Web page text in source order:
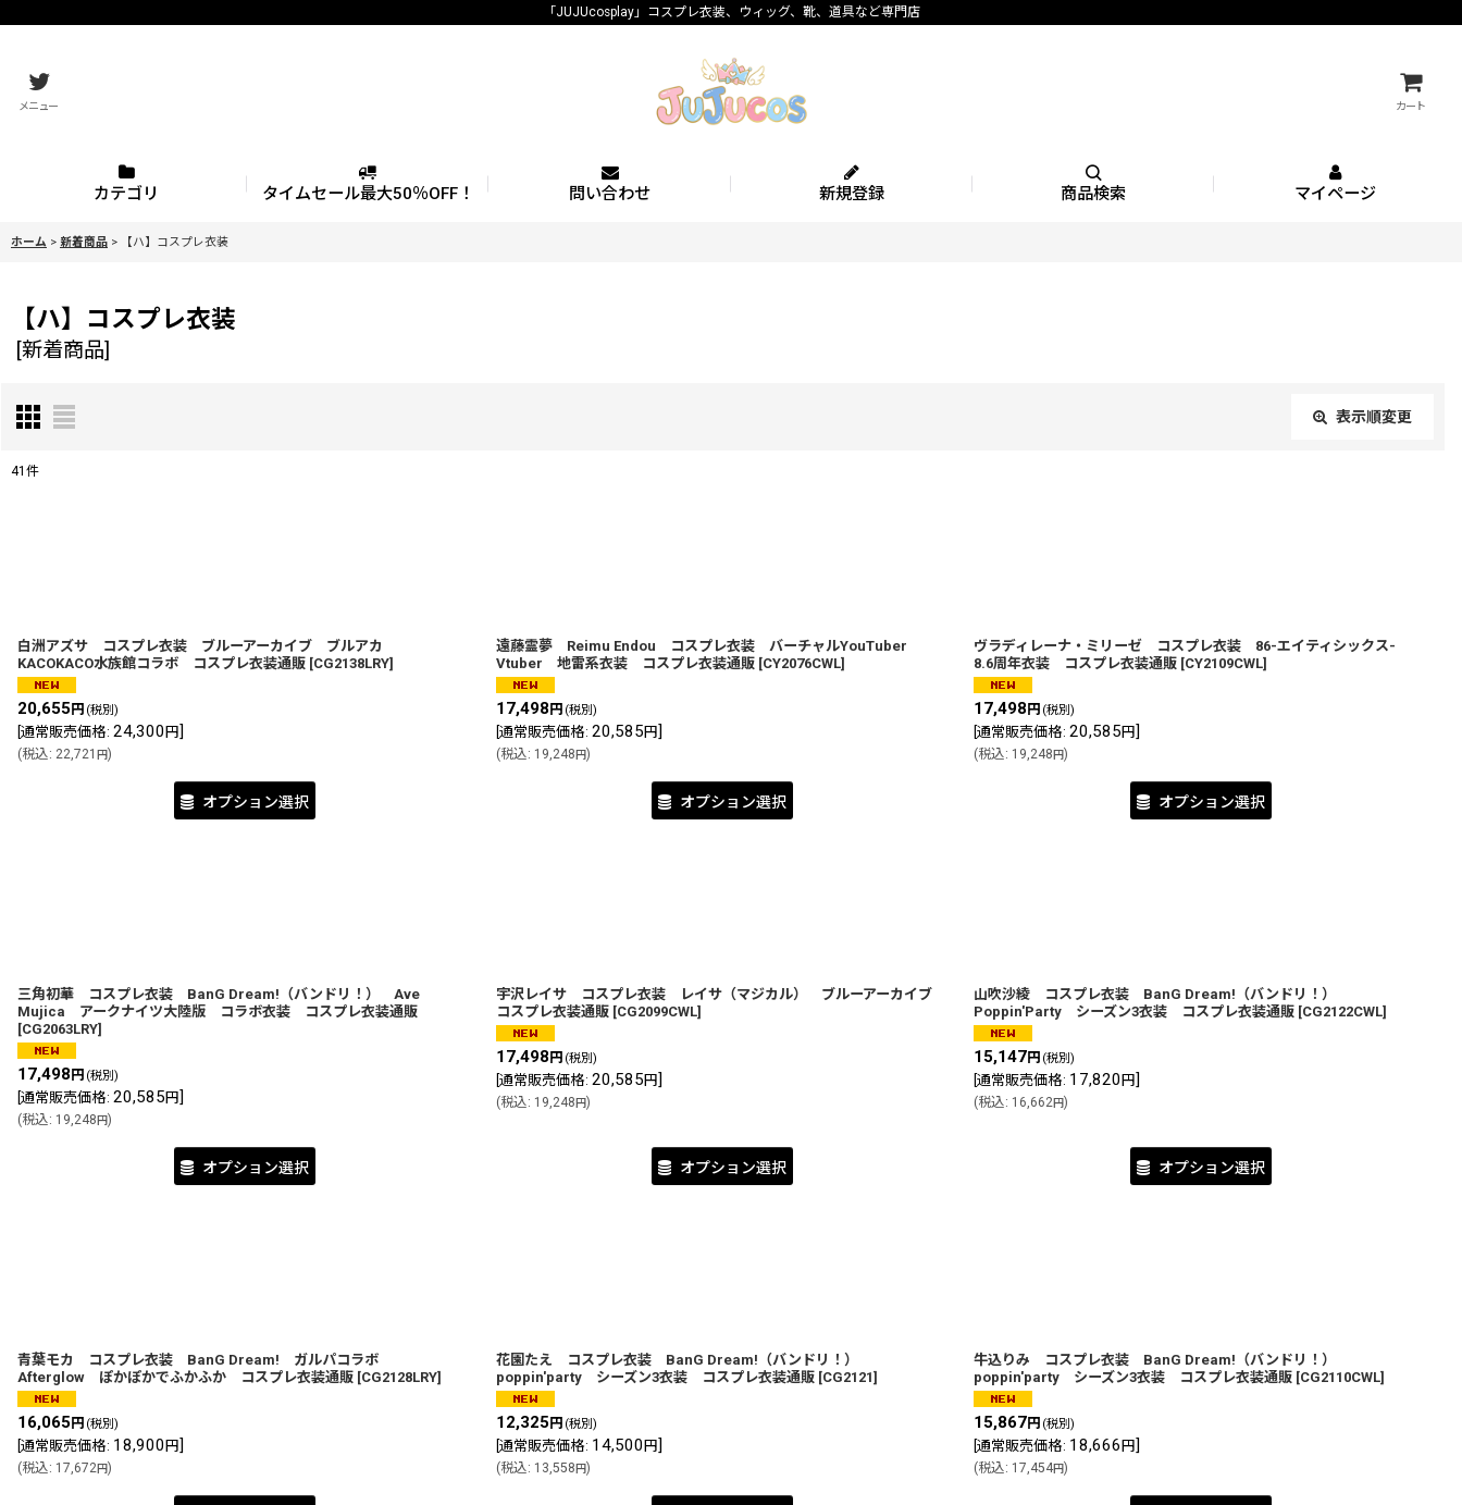
「JUJUcosplay」コスプレ衣装、ウィッグ、靴、道具など専門店
メニュー カート
カテゴリ タイムセール最大50％OFF！ 問い合わせ 新規登録 商品検索 マイページ
ホーム > 新着商品 > 【ハ】コスプレ衣装
【ハ】コスプレ衣装
[新着商品]
表示順変更
並び順:
41 件
白洲アズサ コスプレ衣装 ブルーアーカイブ ブルアカ
KACOKACO水族館コラボ コスプレ衣装通販 [CG2138LRY]
20,655 円 (税別)
通常販売価格: 24,300 円]
(税込: 22,721 円)
オプション選択
遠藤霊夢 Reimu Endou コスプレ衣装 バーチャルYouTuber
Vtuber 地雷系衣装 コスプレ衣装通販 [CY2076CWL]
17,498 円 (税別)
通常販売価格: 20,585 円]
(税込: 19,248円)
オプション選択
ヴラディレーナ・ミリーゼ コスプレ衣装 86-エイティシックス-
8.6周年衣装 コスプレ衣装通販 [CY2109CWL]
17,498 円 (税別)
[通常販売価格: 20,585円]
(税込: 19,248円)
オプション選択
三角初華 コスプレ衣装 BanG Dream!（バンドリ！） Ave
Mujica アークナイツ大陸版 コラボ衣装 コスプレ衣装通販
[CG2063LRY]
17,498 円 (税別)
通常販売価格: 20,585 円]
(税込: 19,248 円)
オプション選択
宇沢レイサ コスプレ衣装 レイサ（マジカル） ブルーアーカイブ
コスプレ衣装通販 [CG2099CWL]
17,498 円 (税別)
通常販売価格: 20,585 円]
(税込: 19,248 円)
オプション選択
山吹沙綾 コスプレ衣装 BanG Dream!（バンドリ！）
Poppin'Party シーズン3衣装 コスプレ衣装通販 [CG2122CWL]
15,147円 (税別)
[通常販売価格: 17,820円]
(税込: 16,662円)
オプション選択
青葉モカ コスプレ衣装 BanG Dream! ガルパコラボ
Afterglow ぽかぽかでふかふか コスプレ衣装通販 [CG2128LRY]
16,065 円 (税別)
通常販売価格: 18,900 円]
(税込: 17,672円)
花園たえ コスプレ衣装 BanG Dream!（バンドリ！）
poppin'party シーズン3衣装 コスプレ衣装通販 [CG2121]
12,325 円 (税別)
通常販売価格: 14,500 円]
(税込: 13,558 円)
牛込りみ コスプレ衣装 BanG Dream!（バンドリ！）
poppin'party シーズン3衣装 コスプレ衣装通販 [CG2110CWL]
15,867円 (税別)
[通常販売価格: 18,666円]
(税込: 17,454円)